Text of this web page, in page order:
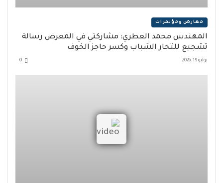
معارض ومؤتمرات
المهندس محمد العطري: مشاركتي في المعرض رسالة
تشجيع للتجار الشباب وكسر حاجز الخوف
يوليو 19, 2026 0